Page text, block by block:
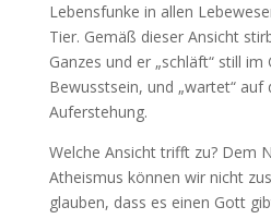
Lebensfunke in allen
Tier. Gemäß dieser Ansicht
Ganzes und er „schläft“ still im
Bewusstsein, und „wartet“ auf
Auferstehung.
Welche Ansicht trifft zu? Dem
Atheismus können wir nicht
glauben, dass es einen Gott